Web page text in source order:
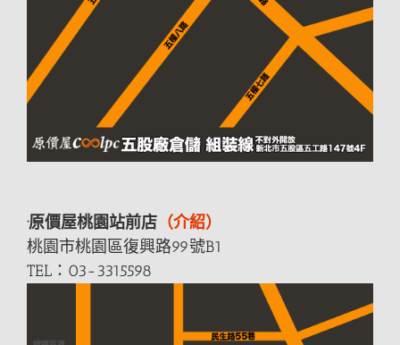
·原價屋桃園站前店 （介紹）
桃園市桃園區復興路99號B1
TEL：03-3315598